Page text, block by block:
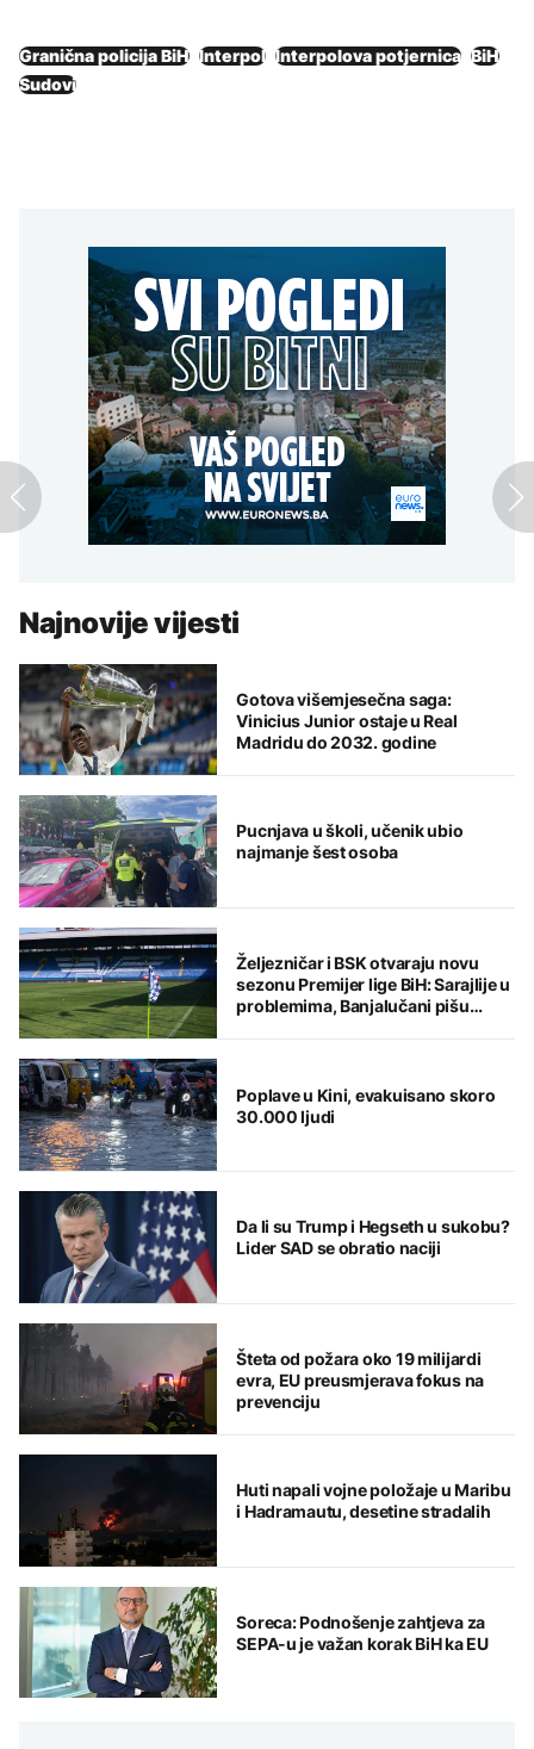
Granična policija BiH Interpol Interpolova potjernica BiH
Sudovi
Najnovije vijesti
Gotova višemjesečna saga:
Vinicius Junior ostaje u Real
Madridu do 2032. godine
Pucnjava u školi, učenik ubio
najmanje šest osoba
Željezničar i BSK otvaraju novu
sezonu Premijer lige BiH: Sarajlije u
problemima, Banjalučani pišu
Poplave u Kini, evakuisano skoro
30.000 ljudi
Da li su Trump i Hegseth u sukobu?
Lider SAD se obratio naciji
Šteta od požara oko 19 milijardi
evra, EU preusmjerava fokus na
prevenciju
Huti napali vojne položaje u Maribu
i Hadramautu, desetine stradalih
Soreca: Podnošenje zahtjeva za
SEPA-u je važan korak BiH ka EU